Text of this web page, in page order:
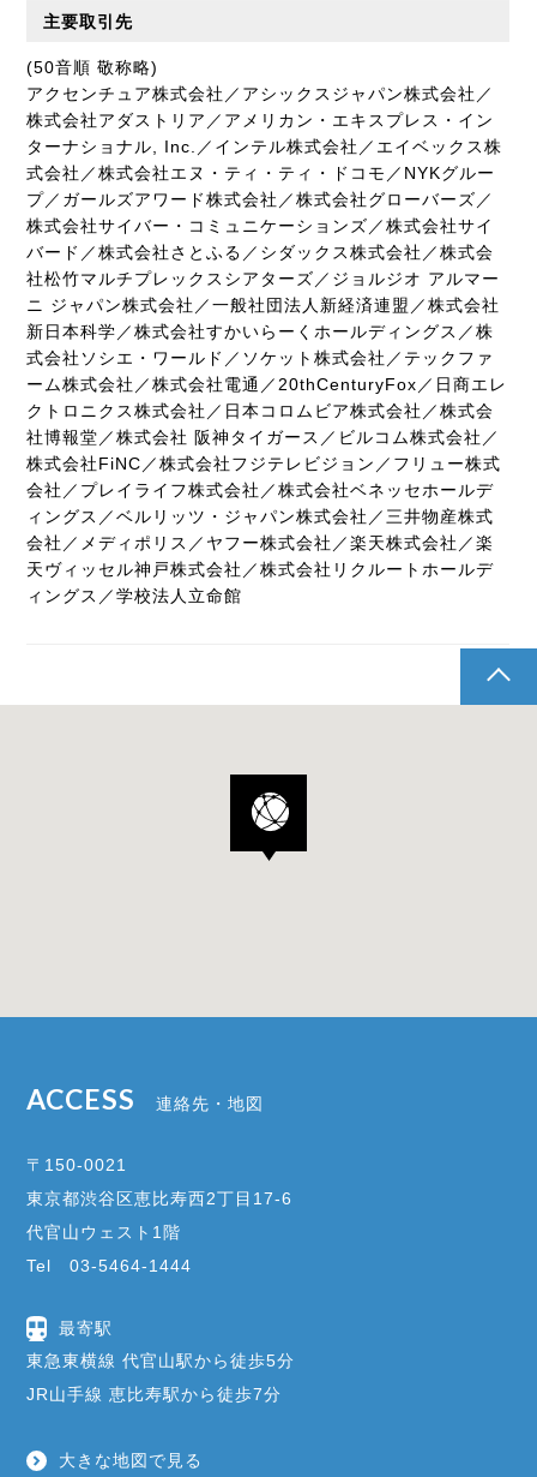
主要取引先
(50音順 敬称略)
アクセンチュア株式会社／アシックスジャパン株式会社／
株式会社アダストリア／アメリカン・エキスプレス・イン
ターナショナル, Inc.／インテル株式会社／エイベックス株
式会社／株式会社エヌ・ティ・ティ・ドコモ／NYKグルー
プ／ガールズアワード株式会社／株式会社グローバーズ／
株式会社サイバー・コミュニケーションズ／株式会社サイ
バード／株式会社さとふる／シダックス株式会社／株式会
社松竹マルチプレックスシアターズ／ジョルジオ アルマー
ニ ジャパン株式会社／一般社団法人新経済連盟／株式会社
新日本科学／株式会社すかいらーくホールディングス／株
式会社ソシエ・ワールド／ソケット株式会社／テックファ
ーム株式会社／株式会社電通／20thCenturyFox／日商エレ
クトロニクス株式会社／日本コロムビア株式会社／株式会
社博報堂／株式会社 阪神タイガース／ビルコム株式会社／
株式会社FiNC／株式会社フジテレビジョン／フリュー株式
会社／プレイライフ株式会社／株式会社ベネッセホールデ
ィングス／ベルリッツ・ジャパン株式会社／三井物産株式
会社／メディポリス／ヤフー株式会社／楽天株式会社／楽
天ヴィッセル神戸株式会社／株式会社リクルートホールデ
ィングス／学校法人立命館
ACCESS 連絡先・地図
〒150-0021
東京都渋谷区恵比寿西2丁目17-6
代官山ウェスト1階
Tel 03-5464-1444
最寄駅
東急東横線 代官山駅から徒歩5分
JR山手線 恵比寿駅から徒歩7分
大きな地図で見る